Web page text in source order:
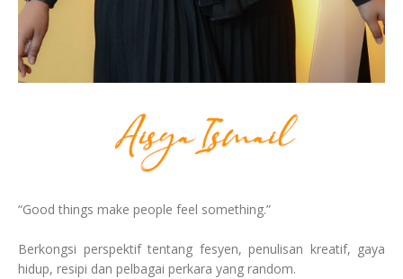
“Good things make people feel something.”
Berkongsi perspektif tentang fesyen, penulisan kreatif, gaya
hidup, resipi dan pelbagai perkara yang random.